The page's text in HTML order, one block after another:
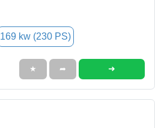
169 kw (230 PS)
★ ➦ ➜